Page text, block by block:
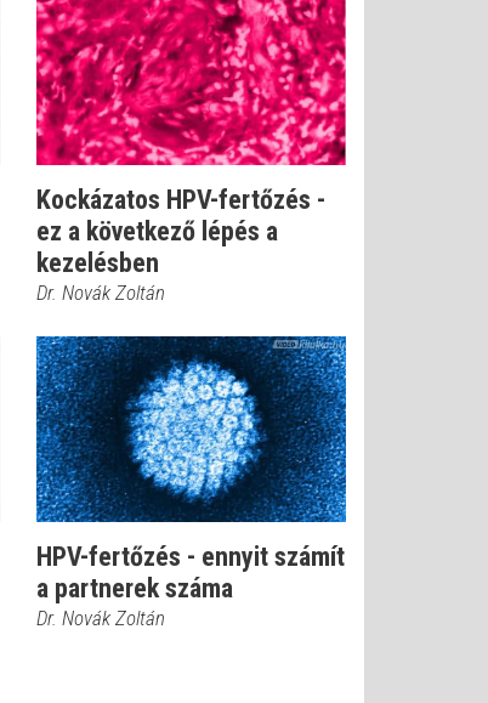
Kockázatos HPV-fertőzés -
ez a következő lépés a
kezelésben
Dr. Novák Zoltán
HPV-fertőzés - ennyit számít
a partnerek száma
Dr. Novák Zoltán